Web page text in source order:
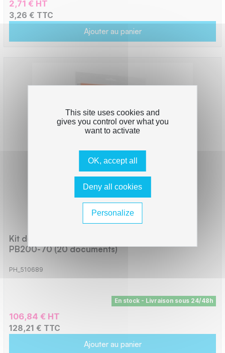
2,71 € HT
3,26 € TTC
Ajouter au panier
Kit de consommables pour relieuse thermique
PB200-70 (20 documents)
PH_510689
En stock - Livraison sous 24/48h
106,84 € HT
128,21 € TTC
Ajouter au panier
This site uses cookies and
gives you control over what you
want to activate
OK, accept all
Deny all cookies
Personalize